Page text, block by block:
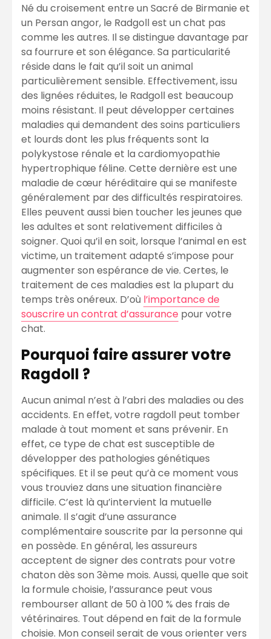
Né du croisement entre un Sacré de Birmanie et
un Persan angor, le Radgoll est un chat pas
comme les autres. Il se distingue davantage par
sa fourrure et son élégance. Sa particularité
réside dans le fait qu’il soit un animal
particulièrement sensible. Effectivement, issu
des lignées réduites, le Radgoll est beaucoup
moins résistant. Il peut développer certaines
maladies qui demandent des soins particuliers
et lourds dont les plus fréquents sont la
polykystose rénale et la cardiomyopathie
hypertrophique féline. Cette dernière est une
maladie de cœur héréditaire qui se manifeste
généralement par des difficultés respiratoires.
Elles peuvent aussi bien toucher les jeunes que
les adultes et sont relativement difficiles à
soigner. Quoi qu’il en soit, lorsque l’animal en est
victime, un traitement adapté s’impose pour
augmenter son espérance de vie. Certes, le
traitement de ces maladies est la plupart du
temps très onéreux. D’où l’importance de
souscrire un contrat d’assurance pour votre
chat.
Pourquoi faire assurer votre
Ragdoll ?
Aucun animal n’est à l’abri des maladies ou des
accidents. En effet, votre ragdoll peut tomber
malade à tout moment et sans prévenir. En
effet, ce type de chat est susceptible de
développer des pathologies génétiques
spécifiques. Et il se peut qu’à ce moment vous
vous trouviez dans une situation financière
difficile. C’est là qu’intervient la mutuelle
animale. Il s’agit d’une assurance
complémentaire souscrite par la personne qui
en possède. En général, les assureurs
acceptent de signer des contrats pour votre
chaton dès son 3ème mois. Aussi, quelle que soit
la formule choisie, l’assurance peut vous
rembourser allant de 50 à 100 % des frais de
vétérinaires. Tout dépend en fait de la formule
choisie. Mon conseil serait de vous orienter vers